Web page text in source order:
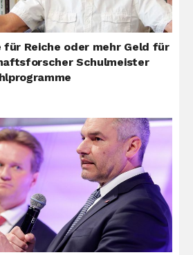
Reiche oder mehr Geld für
Schulmeister